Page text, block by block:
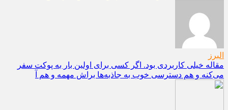
البرز
مقاله خیلی کاربردی بود. اگر کسی برای اولین بار به پوکت سفر
می‌کنه و هم دسترسی خوب به جاذبه‌ها براش مهمه و هم آ